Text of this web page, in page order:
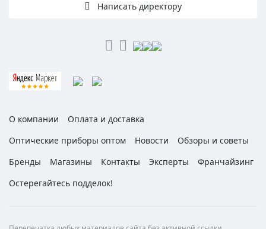
Написать директору
О компании
Оплата и доставка
Оптические приборы оптом
Новости
Обзоры и советы
Бренды
Магазины Контакты Эксперты
Франчайзинг
Остерегайтесь подделок!